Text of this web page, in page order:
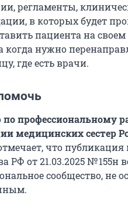
регламенты,
в которых будет
пациента на своем
когда нужно
где есть врачи.
по профессиональному
медицинских сестер
что публикация
РФ от 21.03.2025 № 155н
сообщество, не